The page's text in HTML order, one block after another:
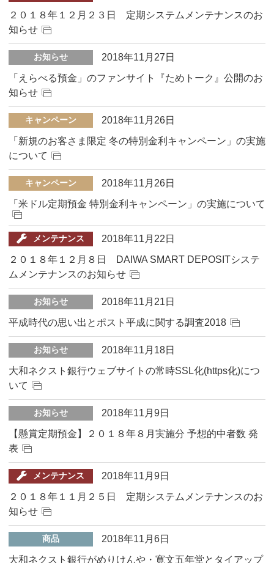
２０１８年１２月２３日 定期システムメンテナンスのお
知らせ
お知らせ
2018年11月27日
「えらべる預金」のファンサイト『ためトーク』公開のお
知らせ
キャンペーン
2018年11月26日
「新規のお客さま限定 冬の特別金利キャンペーン」の実施
について
キャンペーン
2018年11月26日
「米ドル定期預金 特別金利キャンペーン」の実施について
メンテナンス
2018年11月22日
２０１８年１２月８日 DAIWA SMART DEPOSITシステ
ムメンテナンスのお知らせ
お知らせ
2018年11月21日
平成時代の思い出とポスト平成に関する調査2018
お知らせ
2018年11月18日
大和ネクスト銀行ウェブサイトの常時SSL化(https化)につ
いて
お知らせ
2018年11月9日
【懸賞定期預金】２０１８年８月実施分 予想的中者数 発
表
メンテナンス
2018年11月9日
２０１８年１１月２５日 定期システムメンテナンスのお
知らせ
商品
2018年11月6日
大和ネクスト銀行がめりけんや・寛文五年堂とタイアップ